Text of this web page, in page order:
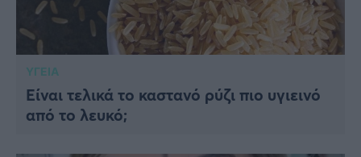
ΥΓΕΙΑ
Είναι τελικά το καστανό ρύζι πιο υγιεινό
από το λευκό;